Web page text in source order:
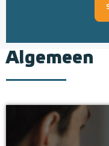
Algemeen